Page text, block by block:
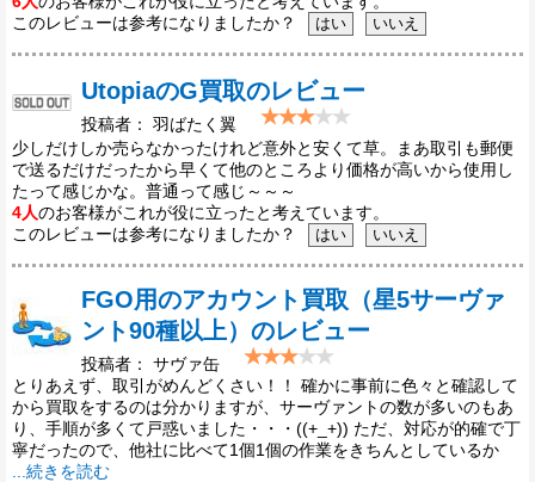
このレビューは参考になりましたか？
UtopiaのG買取のレビュー
投稿者： 羽ばたく翼
少しだけしか売らなかったけれど意外と安くて草。まあ取引も郵便
で送るだけだったから早くて他のところより価格が高いから使用し
たって感じかな。普通って感じ～～～
4人のお客様がこれが役に立ったと考えています。
このレビューは参考になりましたか？
FGO用のアカウント買取（星5サーヴァ
ント90種以上）のレビュー
投稿者： サヴァ缶
とりあえず、取引がめんどくさい！！ 確かに事前に色々と確認して
から買取をするのは分かりますが、サーヴァントの数が多いのもあ
り、手順が多くて戸惑いました・・・((+_+)) ただ、対応が的確で丁
寧だったので、他社に比べて1個1個の作業をきちんとしているか
...続きを読む